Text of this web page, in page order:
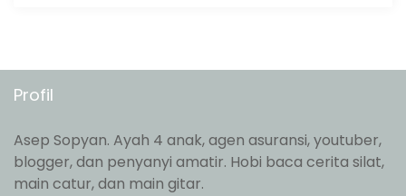
Profil
Asep Sopyan. Ayah 4 anak, agen asuransi, youtuber,
blogger, dan penyanyi amatir. Hobi baca cerita silat,
main catur, dan main gitar.